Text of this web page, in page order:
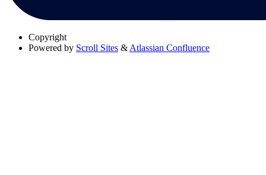
Copyright
Powered by Scroll Sites & Atlassian Confluence